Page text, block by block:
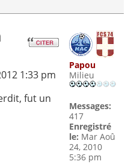
1:33 pm
fut un
Papou
Milieu
Messages:
417
Enregistré
le: Mar Aoû
24, 2010
5:36 pm